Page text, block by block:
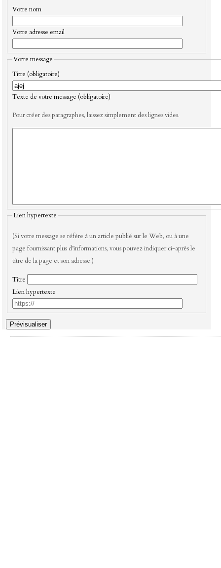
Votre nom
Votre adresse email
Votre message
Titre (obligatoire)
Texte de votre message (obligatoire)
Pour créer des paragraphes, laissez simplement des lignes vides.
Lien hypertexte
(Si votre message se réfère à un article publié sur le Web, ou à une
page fournissant plus d’informations, vous pouvez indiquer ci-après le
titre de la page et son adresse.)
Titre
Lien hypertexte